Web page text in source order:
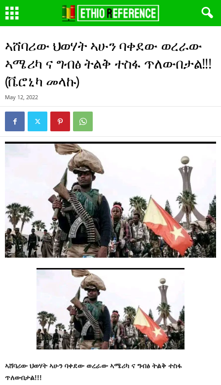
ኣሸባሪው ህወሃት ኣሁን ባቀደው ወረራው
ኣሜሪካ ና ግብፅ ትልቅ ተስፋ ጥለውበታል!!!
(ቬሮኒካ መላኩ)
May 12, 2022
ኣሸባሪው ህወሃት ኣሁን ባቀደው ወረራው ኣሜሪካ ና ግብፅ ትልቅ ተስፋ
ጥለውበታል!!!